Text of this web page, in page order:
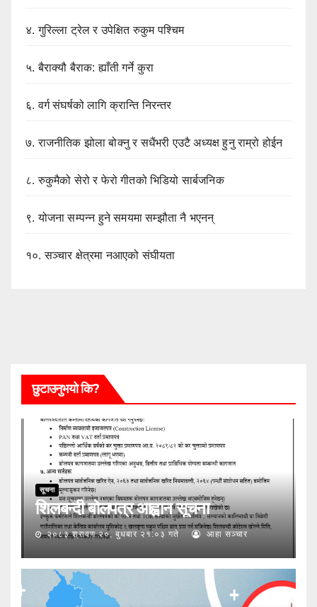
४.गुरिल्ला ट्रेल र उपेक्षित रुकुम पश्चिम
५.बैराक्यौ बैराक: ह्याँती गर्ने कुरा
६.वर्ग संघर्षको लागि क्रान्ति निरन्तर
७.राजनीतिक झोला बोक्नु र सधैंभरी एउटै अध्यक्ष हुनु राम्रो होईन
८.रुकुमैको सेरो र फेरो गीतको भिडियो सार्बजनिक
९.योजना सम्पन्न हुने समयमा सम्झौता नै भएनन्
१०.सञ्चार क्षेत्रमा नआएको संघीयता
छुटाउनुभयो कि?
सूचना
शिलबन्दी बोलपत्र आह्वान सूचना
२०८३ श्रावण २०, बुधबार २१:०३ गते आहा सञ्चार